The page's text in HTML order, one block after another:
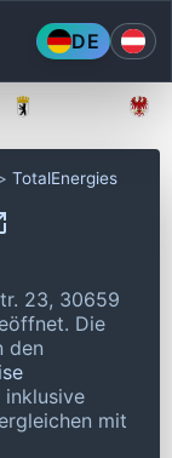
DE
TotalEnergies
23, 30659
Die
den
inklusive
mit